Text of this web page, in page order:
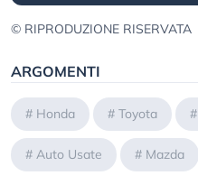
© RIPRODUZIONE RISERVATA
ARGOMENTI
# Honda # Toyota #
# Auto Usate # Mazda